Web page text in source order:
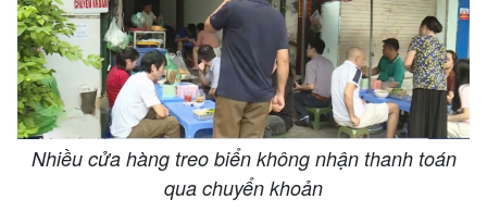
Nhiều cửa hàng treo biển không nhận thanh toán
qua chuyển khoản